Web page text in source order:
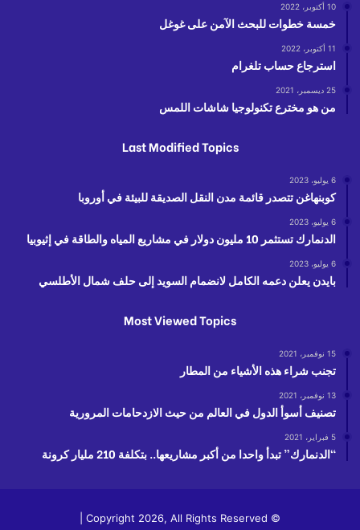
10 أكتوبر، 2022
خمسة خطوات للبحث الآمن على غوغل
11 أكتوبر، 2022
استرجاع حساب تلغرام
25 ديسمبر، 2021
من هو مخترع تكنولوجيا شاشات اللمس
Last Modified Topics
6 يوليو، 2023
كوبنهاغن تتصدر قائمة مدن النقل الصديقة للبيئة في أوروبا
6 يوليو، 2023
الدنمارك تستثمر 10 مليون دولار في مشاريع المياه والطاقة في إثيوبيا
6 يوليو، 2023
بايدن يعلن دعمه الكامل لانضمام السويد إلى حلف شمال الأطلسي
Most Viewed Topics
15 نوفمبر، 2021
تجنب شراء هذه الأشياء من المطار
13 نوفمبر، 2021
تصنيف أسوأ الدول في العالم من حيث الازدحامات المرورية
5 فبراير، 2021
“الدنمارك” تبدأ واحدا من أكبر مشاريعها.. بتكلفة 210 مليار كرونة
© Copyright 2026, All Rights Reserved |